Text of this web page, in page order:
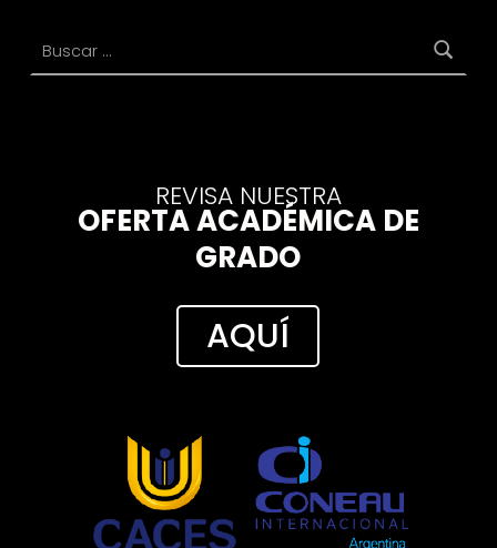
REVISA NUESTRA
OFERTA ACADÉMICA DE
GRADO
AQUÍ